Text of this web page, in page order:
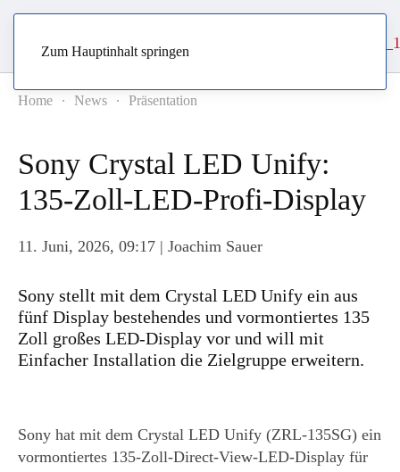
Zum Hauptinhalt springen
Home News Präsentation
Sony Crystal LED Unify:
135-Zoll-LED-Profi-Display
11. Juni, 2026, 09:17 | Joachim Sauer
Sony stellt mit dem Crystal LED Unify ein aus
fünf Display bestehendes und vormontiertes 135
Zoll großes LED-Display vor und will mit
Einfacher Installation die Zielgruppe erweitern.
Sony hat mit dem Crystal LED Unify (ZRL-135SG) ein
vormontiertes 135-Zoll-Direct-View-LED-Display für